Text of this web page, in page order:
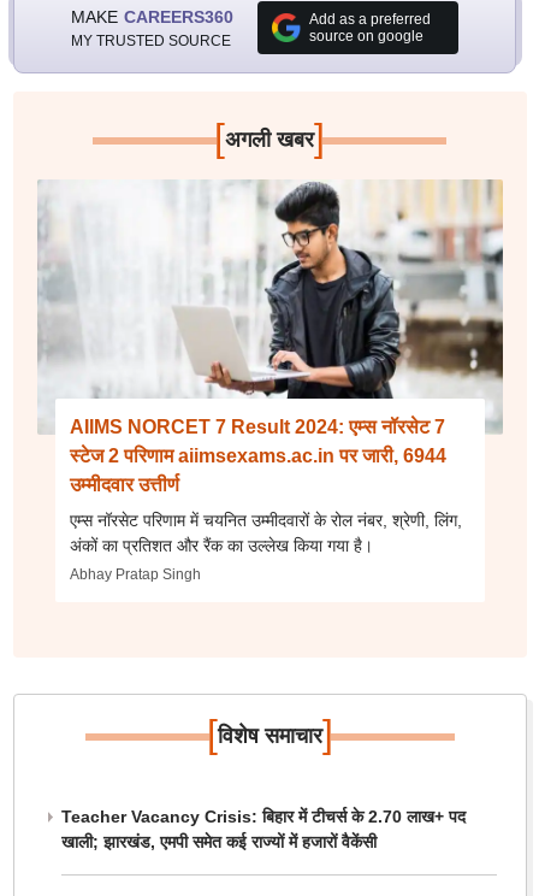
MAKE CAREERS360
MY TRUSTED SOURCE
Add as a preferred
source on google
[अगली खबर]
AIIMS NORCET 7 Result 2024: एम्स नॉरसेट 7
स्टेज 2 परिणाम aiimsexams.ac.in पर जारी, 6944
उम्मीदवार उत्तीर्ण
एम्स नॉरसेट परिणाम में चयनित उम्मीदवारों के रोल नंबर, श्रेणी, लिंग,
अंकों का प्रतिशत और रैंक का उल्लेख किया गया है।
Abhay Pratap Singh
[विशेष समाचार]
Teacher Vacancy Crisis: बिहार में टीचर्स के 2.70 लाख+ पद
खाली; झारखंड, एमपी समेत कई राज्यों में हजारों वैकेंसी